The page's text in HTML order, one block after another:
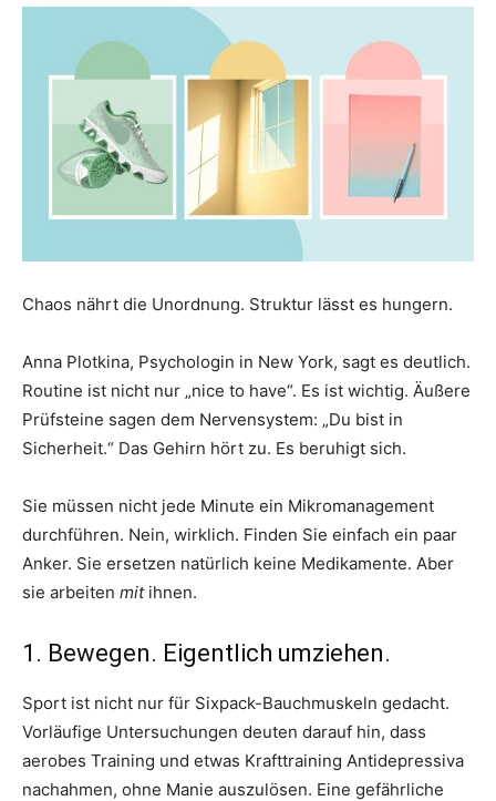
Chaos nährt die Unordnung. Struktur lässt es hungern.
Anna Plotkina, Psychologin in New York, sagt es deutlich.
Routine ist nicht nur „nice to have“. Es ist wichtig. Äußere
Prüfsteine ​​sagen dem Nervensystem: „Du bist in
Sicherheit.“ Das Gehirn hört zu. Es beruhigt sich.
Sie müssen nicht jede Minute ein Mikromanagement
durchführen. Nein, wirklich. Finden Sie einfach ein paar
Anker. Sie ersetzen natürlich keine Medikamente. Aber
sie arbeiten mitihnen.
1. Bewegen. Eigentlich umziehen.
Sport ist nicht nur für Sixpack-Bauchmuskeln gedacht.
Vorläufige Untersuchungen deuten darauf hin, dass
aerobes Training und etwas Krafttraining Antidepressiva
nachahmen, ohne Manie auszulösen. Eine gefährliche